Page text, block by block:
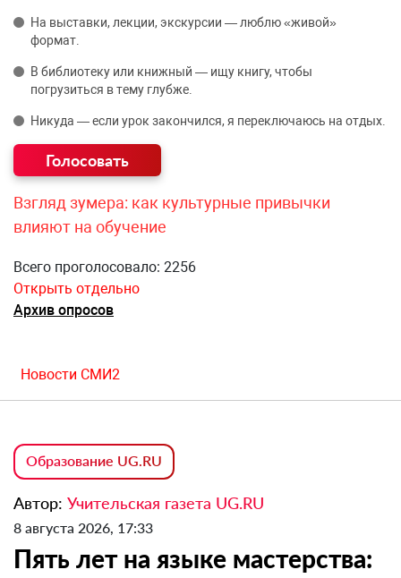
На выставки, лекции, экскурсии — люблю «живой»
формат.
В библиотеку или книжный — ищу книгу, чтобы
погрузиться в тему глубже.
Никуда — если урок закончился, я переключаюсь на отдых.
Взгляд зумера: как культурные привычки
влияют на обучение
Всего проголосовало: 2256
Открыть отдельно
Архив опросов
Новости СМИ2
Образование UG.RU
Автор: Учительская газета UG.RU
8 августа 2026, 17:33
Пять лет на языке мастерства: